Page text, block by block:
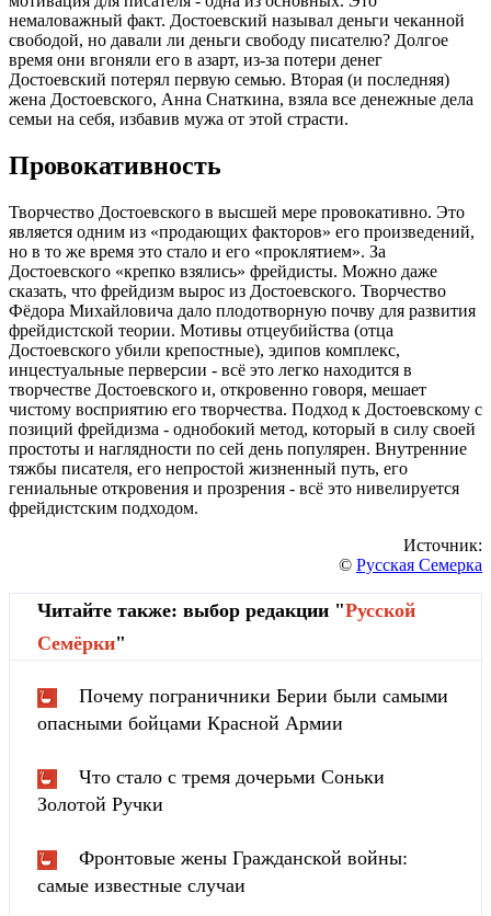
немаловажный факт. Достоевский называл деньги чеканной
свободой, но давали ли деньги свободу писателю? Долгое
время они вгоняли его в азарт, из-за потери денег
Достоевский потерял первую семью. Вторая (и последняя)
жена Достоевского, Анна Снаткина, взяла все денежные дела
семьи на себя, избавив мужа от этой страсти.
Провокативность
Творчество Достоевского в высшей мере провокативно. Это
является одним из «продающих факторов» его произведений,
но в то же время это стало и его «проклятием». За
Достоевского «крепко взялись» фрейдисты. Можно даже
сказать, что фрейдизм вырос из Достоевского. Творчество
Фёдора Михайловича дало плодотворную почву для развития
фрейдистской теории. Мотивы отцеубийства (отца
Достоевского убили крепостные), эдипов комплекс,
инцестуальные перверсии - всё это легко находится в
творчестве Достоевского и, откровенно говоря, мешает
чистому восприятию его творчества. Подход к Достоевскому с
позиций фрейдизма - однобокий метод, который в силу своей
простоты и наглядности по сей день популярен. Внутренние
тяжбы писателя, его непростой жизненный путь, его
гениальные откровения и прозрения - всё это нивелируется
фрейдистским подходом.
Источник:
© Русская Семерка
Читайте также: выбор редакции "Русской
Cемёрки"
Почему пограничники Берии были самыми
опасными бойцами Красной Армии
Что стало с тремя дочерьми Соньки
Золотой Ручки
Фронтовые жены Гражданской войны:
самые известные случаи